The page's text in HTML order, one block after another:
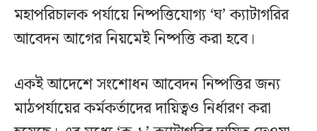
মহাপরিচালক পর্যায়ে নিষ্পত্তিযোগ্য ‘ঘ’ ক্যাটাগরির
আবেদন আগের নিয়মেই নিষ্পত্তি করা হবে।
একই আদেশে সংশোধন আবেদন নিষ্পত্তির জন্য
মাঠপর্যায়ের কর্মকর্তাদের দায়িত্বও নির্ধারণ করা